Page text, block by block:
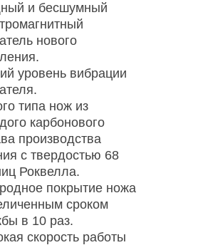
и бесшумный
нового
уровень вибрации
типа нож из
карбонового
производства
с твердостью 68
Роквелла.
покрытие ножа
сроком
в 10 раз.
скорость работы